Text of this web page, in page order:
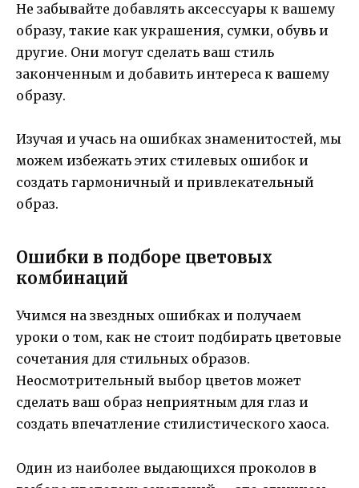
Не забывайте добавлять аксессуары к вашему
образу, такие как украшения, сумки, обувь и
другие. Они могут сделать ваш стиль
законченным и добавить интереса к вашему
образу.
Изучая и учась на ошибках знаменитостей, мы
можем избежать этих стилевых ошибок и
создать гармоничный и привлекательный
образ.
Ошибки в подборе цветовых
комбинаций
Учимся на звездных ошибках и получаем
уроки о том, как не стоит подбирать цветовые
сочетания для стильных образов.
Неосмотрительный выбор цветов может
сделать ваш образ неприятным для глаз и
создать впечатление стилистического хаоса.
Один из наиболее выдающихся проколов в